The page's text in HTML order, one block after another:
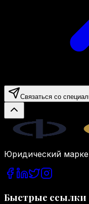
Связаться со
Юридический
Быстрые ссылки